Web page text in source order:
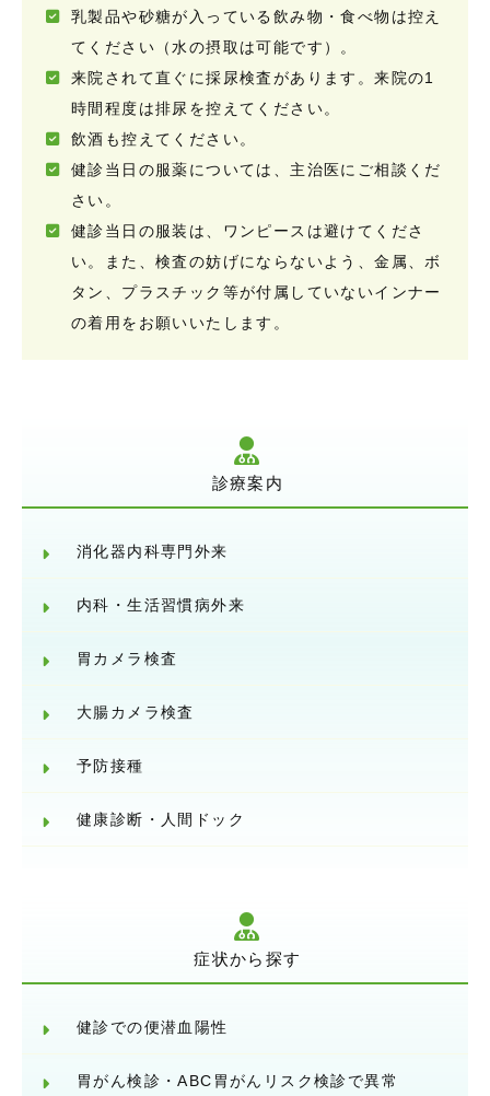
乳製品や砂糖が入っている飲み物・食べ物は控え
てください（水の摂取は可能です）。
来院されて直ぐに採尿検査があります。来院の1
時間程度は排尿を控えてください。
飲酒も控えてください。
健診当日の服薬については、主治医にご相談くだ
さい。
健診当日の服装は、ワンピースは避けてくださ
い。また、検査の妨げにならないよう、金属、ボ
タン、プラスチック等が付属していないインナー
の着用をお願いいたします。
診療案内
消化器内科専門外来
内科・生活習慣病外来
胃カメラ検査
大腸カメラ検査
予防接種
健康診断・人間ドック
症状から探す
健診での便潜血陽性
胃がん検診・ABC胃がんリスク検診で異常